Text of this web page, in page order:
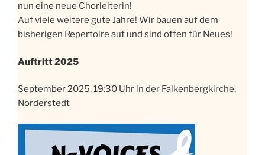
nun eine neue Chorleiterin!
Auf viele weitere gute Jahre! Wir bauen auf dem
bisherigen Repertoire auf und sind offen für Neues!
Auftritt 2025
September 2025, 19:30 Uhr in der Falkenbergkirche,
Norderstedt